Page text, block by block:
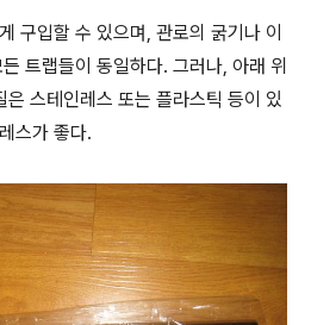
구입할 수 있으며, 관로의 굵기나 이
트랩들이 동일하다. 그러나, 아래 위
스테인레스 또는 플라스틱 등이 있
스가 좋다.